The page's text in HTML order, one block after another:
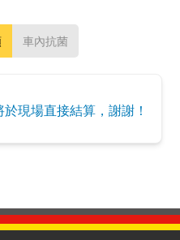
車內抗菌
現場直接結算，謝謝！